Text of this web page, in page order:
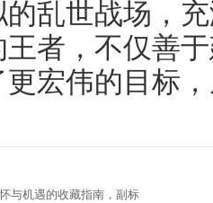
乱世战场，
者，不仅善
宏伟的目标
与机遇的收藏指南，副标